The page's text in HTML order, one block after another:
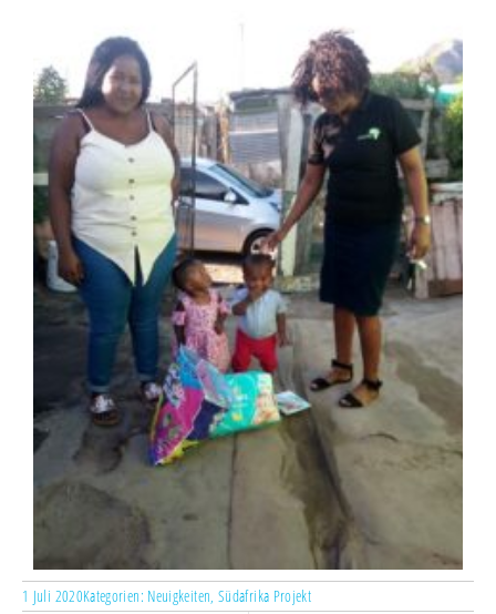
1 Juli 2020Kategorien: Neuigkeiten ,Südafrika Projekt